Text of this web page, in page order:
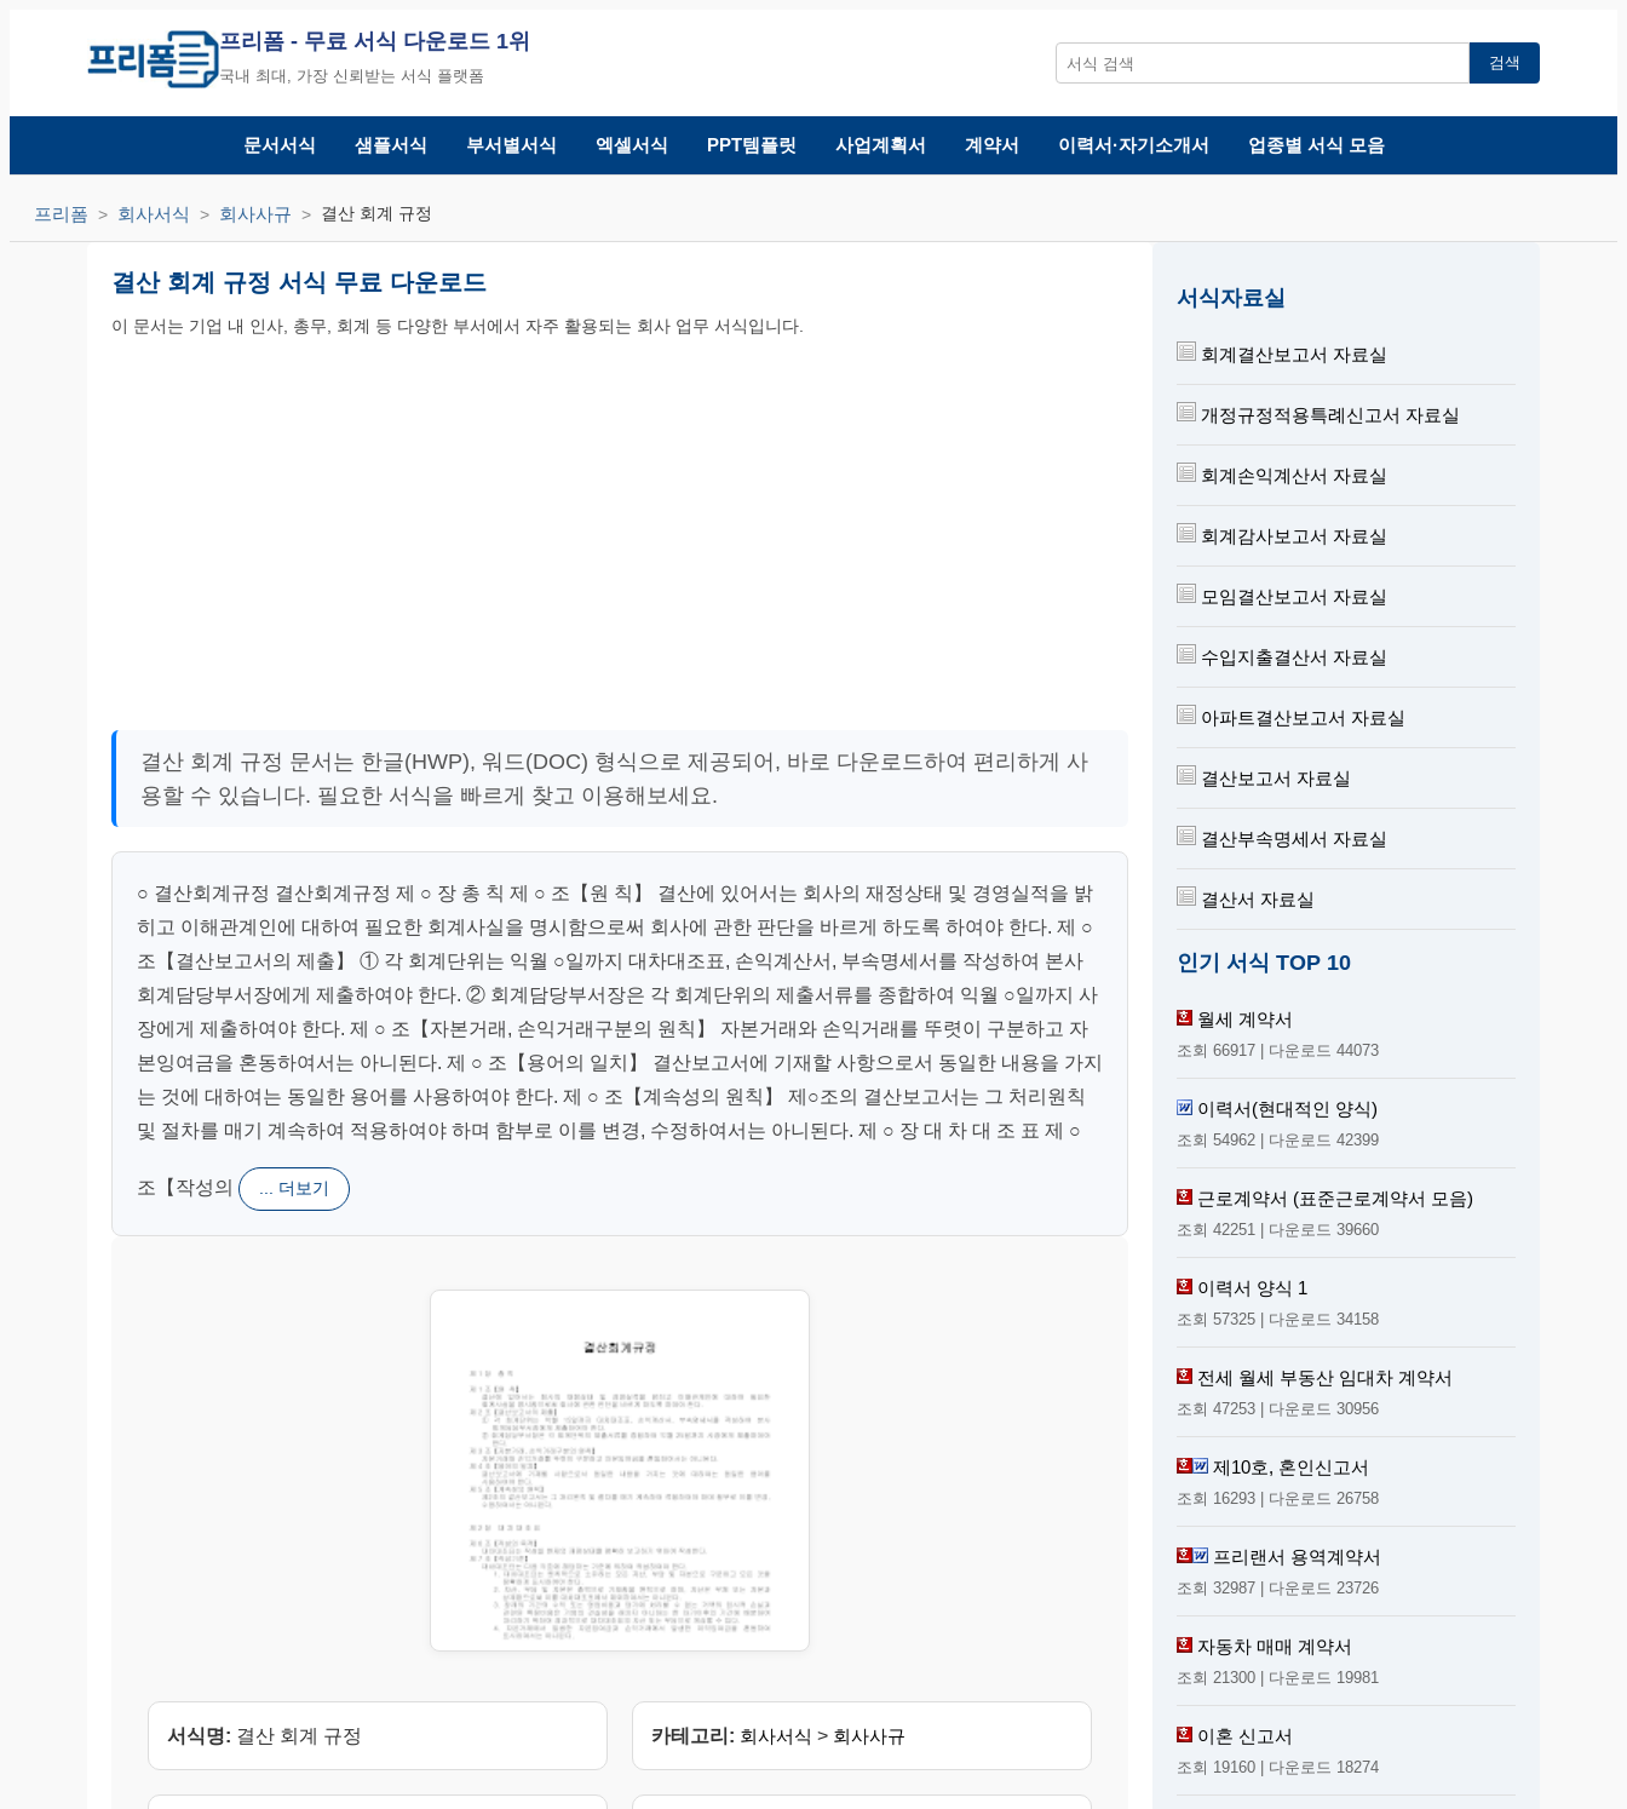
프리폼 - 무료 서식 다운로드 1위
국내 최대, 가장 신뢰받는 서식 플랫폼
검색
문서서식 샘플서식 부서별서식 엑셀서식 PPT템플릿 사업계획서 계약서 이력서·자기소개서 업종별 서식 모음
프리폼 회사서식 회사사규 결산 회계 규정
결산 회계 규정 서식 무료 다운로드
이 문서는 기업 내 인사, 총무, 회계 등 다양한 부서에서 자주 활용되는 회사 업무 서식입니다.
결산 회계 규정 문서는 한글(HWP), 워드(DOC) 형식으로 제공되어, 바로 다운로드하여 편리하게 사
용할 수 있습니다. 필요한 서식을 빠르게 찾고 이용해보세요.
○ 결산회계규정 결산회계규정 제 ○ 장 총 칙 제 ○ 조【원 칙】 결산에 있어서는 회사의 재정상태 및 경영실적을 밝
히고 이해관계인에 대하여 필요한 회계사실을 명시함으로써 회사에 관한 판단을 바르게 하도록 하여야 한다. 제 ○
조【결산보고서의 제출】 ① 각 회계단위는 익월 ○일까지 대차대조표, 손익계산서, 부속명세서를 작성하여 본사
회계담당부서장에게 제출하여야 한다. ② 회계담당부서장은 각 회계단위의 제출서류를 종합하여 익월 ○일까지 사
장에게 제출하여야 한다. 제 ○ 조【자본거래, 손익거래구분의 원칙】 자본거래와 손익거래를 뚜렷이 구분하고 자
본잉여금을 혼동하여서는 아니된다. 제 ○ 조【용어의 일치】 결산보고서에 기재할 사항으로서 동일한 내용을 가지
는 것에 대하여는 동일한 용어를 사용하여야 한다. 제 ○ 조【계속성의 원칙】 제○조의 결산보고서는 그 처리원칙
및 절차를 매기 계속하여 적용하여야 하며 함부로 이를 변경, 수정하여서는 아니된다. 제 ○ 장 대 차 대 조 표 제 ○
조【작성의 ... 더보기
서식명: 결산 회계 규정 카테고리: 회사서식 > 회사사규
서식자료실
회계결산보고서 자료실
개정규정적용특례신고서 자료실
회계손익계산서 자료실
회계감사보고서 자료실
모임결산보고서 자료실
수입지출결산서 자료실
아파트결산보고서 자료실
결산보고서 자료실
결산부속명세서 자료실
결산서 자료실
인기 서식 TOP 10
월세 계약서
조회 66917 | 다운로드 44073
이력서(현대적인 양식)
조회 54962 | 다운로드 42399
근로계약서 (표준근로계약서 모음)
조회 42251 | 다운로드 39660
이력서 양식 1
조회 57325 | 다운로드 34158
전세 월세 부동산 임대차 계약서
조회 47253 | 다운로드 30956
제10호, 혼인신고서
조회 16293 | 다운로드 26758
프리랜서 용역계약서
조회 32987 | 다운로드 23726
자동차 매매 계약서
조회 21300 | 다운로드 19981
이혼 신고서
조회 19160 | 다운로드 18274